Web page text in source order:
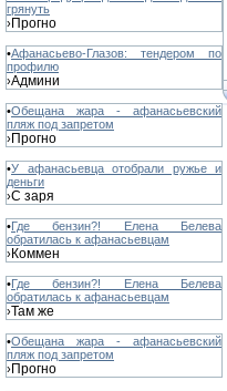
грянуть
›Прогно
•Афанасьево-Глазов: тендером по
профилю
›Админи
•Обещана жара - афанасьевский
пляж под запретом
›Прогно
•У афанасьевца отобрали ружье и
деньги
›С заря
•Где бензин?! Елена Белева
обратилась к афанасьевцам
›Коммен
•Где бензин?! Елена Белева
обратилась к афанасьевцам
›Там же
•Обещана жара - афанасьевский
пляж под запретом
›Прогно